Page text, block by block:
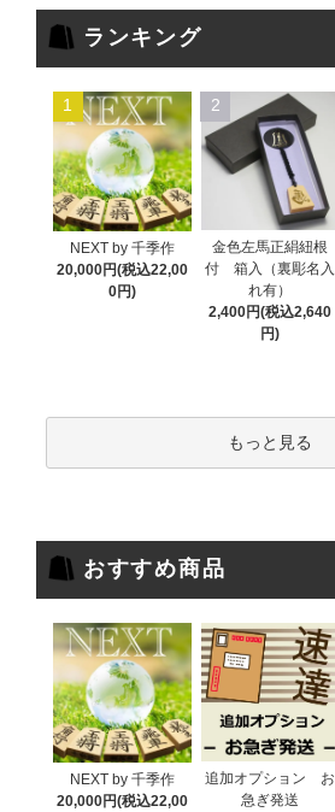
ランキング
1
NEXT by 千季作
20,000円(税込22,00
0円)
2
金色左馬正絹紐根
付 箱入（裏彫名入
れ有）
2,400円(税込2,640
円)
もっと見る
おすすめ商品
NEXT by 千季作
20,000円(税込22,00
追加オプション お
急ぎ発送